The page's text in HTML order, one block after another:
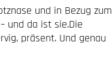
und in Bezug zum
und da ist sie.Die
präsent. Und genau